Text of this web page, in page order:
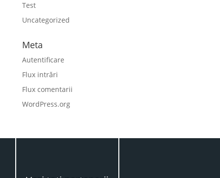
Test
Uncategorized
Meta
Autentificare
Flux intrări
Flux comentarii
WordPress.org